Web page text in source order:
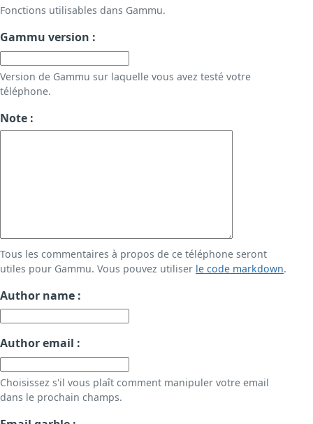
Fonctions utilisables dans Gammu.
Gammu version :
Version de Gammu sur laquelle vous avez testé votre
téléphone.
Note :
Tous les commentaires à propos de ce téléphone seront
utiles pour Gammu. Vous pouvez utiliser le code markdown.
Author name :
Author email :
Choisissez s'il vous plaît comment manipuler votre email
dans le prochain champs.